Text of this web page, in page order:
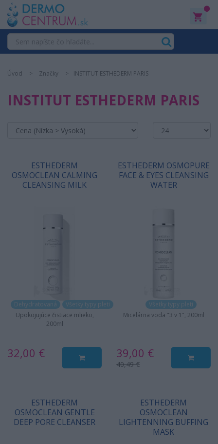
Úvod Značky INSTITUT ESTHEDERM PARIS
INSTITUT ESTHEDERM PARIS
ESTHEDERM
OSMOCLEAN CALMING
CLEANSING MILK
Dehydratovaná
Všetky typy pleti
Upokojujúce čistiace mlieko,
200ml
32,00 €
ESTHEDERM OSMOPURE
FACE & EYES CLEANSING
WATER
Všetky typy pleti
Micelárna voda "3 v 1", 200ml
39,00 €
40,49 €
ESTHEDERM
OSMOCLEAN GENTLE
DEEP PORE CLEANSER
ESTHEDERM
OSMOCLEAN
LIGHTENNING BUFFING
MASK